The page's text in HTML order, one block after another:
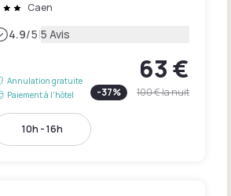
Caen
4.9/5|5 Avis
Annulation gratuite
Paiement à l'hôtel
63 €
-37% 100 €la nuit
10h - 16h